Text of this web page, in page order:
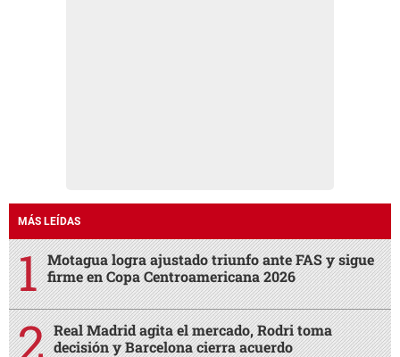
MÁS LEÍDAS
Motagua logra ajustado triunfo ante FAS y sigue
firme en Copa Centroamericana 2026
Real Madrid agita el mercado, Rodri toma
decisión y Barcelona cierra acuerdo